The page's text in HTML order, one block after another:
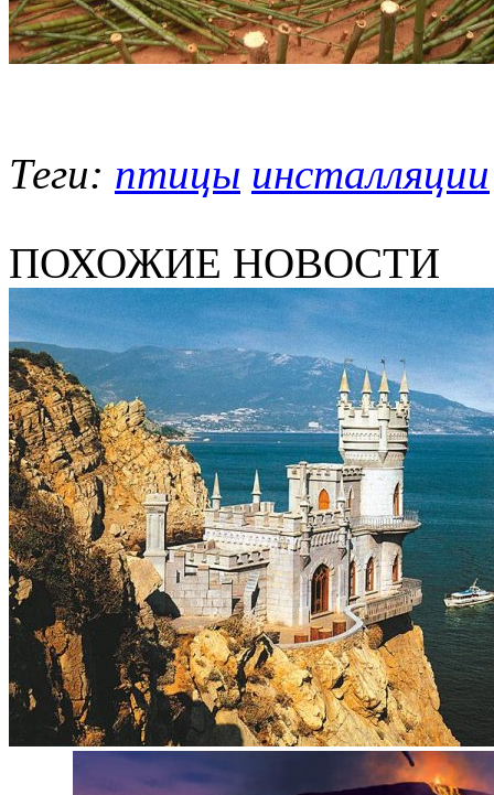
Теги: птицы инсталляции
ПОХОЖИЕ НОВОСТИ